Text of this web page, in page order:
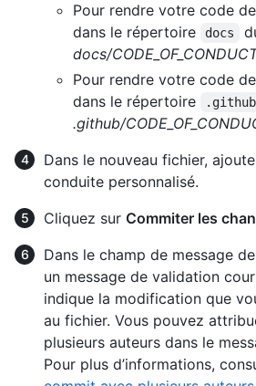
Pour rendre votre code
dans le répertoire
docs
docs/
Pour rendre votre code
dans le répertoire
.github
.github/
Dans le nouveau fichier,
conduite personnalisé.
Cliquez sur Commiter les
Dans le champ de message
un message de validation
indique la modification que
au fichier. Vous pouvez
plusieurs auteurs dans le
Pour plus d’informations,